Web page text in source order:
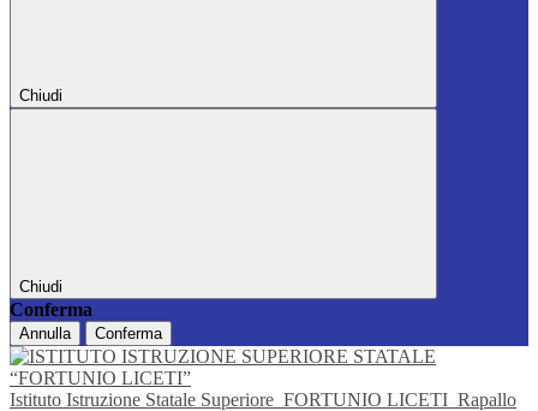
Chiudi
Chiudi
Conferma
Annulla Conferma
Istituto Istruzione Statale Superiore FORTUNIO LICETI Rapallo